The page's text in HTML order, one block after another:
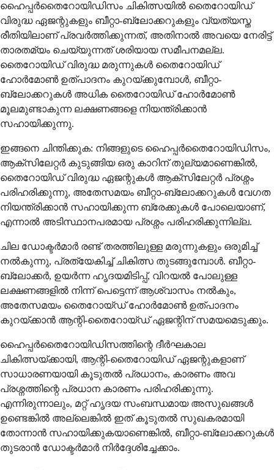
ഹൈപ്പർതൈറോയിഡിസം ചികിത്സയിൽ തൈറോയിഡ്
വിരുദ്ധ ഏജന്റുകളും ബീറ്റാ-ബ്ലോക്കറുകളും വ്യത്യസ്ത
രീതിയിലാണ് പ്രവർത്തിക്കുന്നത്, അതിനാൽ അവയെ നേരിട്ട്
താരതമ്യം ചെയ്യുന്നത് ശരിയായ സമീപനമല്ല.
തൈറോയിഡ് വിരുദ്ധ മരുന്നുകൾ തൈറോയിഡ്
ഹോർമോൺ ഉത്പാദനം കുറയ്ക്കുമ്പോൾ, ബീറ്റാ-
ബ്ലോക്കറുകൾ അധിക തൈറോയിഡ് ഹോർമോൺ
മൂലമുണ്ടാകുന്ന ലക്ഷണങ്ങളെ നിയന്ത്രിക്കാൻ
സഹായിക്കുന്നു.
ഇങ്ങനെ ചിന്തിക്കുക: നിങ്ങളുടെ ഹൈപ്പർതൈറോയിഡിസം,
ആക്സിലേറ്റർ കുടുങ്ങിയ ഒരു കാറിന് തുല്യമാണെങ്കിൽ,
തൈറോയിഡ് വിരുദ്ധ ഏജന്റുകൾ ആക്സിലേറ്റർ പ്രശ്നം
പരിഹരിക്കുന്നു, അതേസമയം ബീറ്റാ-ബ്ലോക്കറുകൾ വേഗത
നിയന്ത്രിക്കാൻ സഹായിക്കുന്ന ബ്രേക്കുകൾ പോലെയാണ്,
എന്നാൽ അടിസ്ഥാനപരമായ പ്രശ്നം പരിഹരിക്കുന്നില്ല.
ചില ഡോക്ടർമാർ രണ്ട് തരത്തിലുള്ള മരുന്നുകളും ഒരുമിച്ച്
നൽകുന്നു, പ്രത്യേകിച്ച് ചികിത്സ തുടങ്ങുമ്പോൾ. ബീറ്റാ-
ബ്ലോക്കർ, ഉയർന്ന ഹൃദയമിടിപ്പ്, വിറയൽ പോലുള്ള
ലക്ഷണങ്ങളിൽ നിന്ന് പെട്ടെന്ന് ആശ്വാസം നൽകും,
അതേസമയം തൈറോയ്ഡ് ഹോർമോൺ ഉത്പാദനം
കുറയ്ക്കാൻ ആന്റി-തൈറോയ്ഡ് ഏജന്റിന് സമയമെടുക്കും.
ഹൈപ്പർതൈറോയിഡിസത്തിന്റെ ദീർഘകാല
ചികിത്സയ്ക്കായി, ആന്റി-തൈറോയിഡ് ഏജന്റുകളാണ്
സാധാരണയായി കൂടുതൽ പ്രധാനം, കാരണം അവ
പ്രശ്നത്തിന്റെ പ്രധാന കാരണം പരിഹരിക്കുന്നു.
എന്നിരുന്നാലും, മറ്റ് ഹൃദയ സംബന്ധമായ അസുഖങ്ങൾ
ഉണ്ടെങ്കിൽ അല്ലെങ്കിൽ ഇത് കൂടുതൽ സുഖകരമായി
തോന്നാൻ സഹായിക്കുകയാണെങ്കിൽ, ബീറ്റാ-ബ്ലോക്കറുകൾ
തുടരാൻ ഡോക്ടർമാർ നിർദ്ദേശിച്ചേക്കാം.